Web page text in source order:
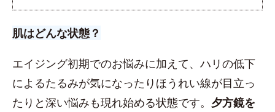
肌はどんな状態？
エイジング初期でのお悩みに加えて、ハリの低下
によるたるみが気になったりほうれい線が目立っ
たりと深い悩みも現れ始める状態です。 夕方鏡を